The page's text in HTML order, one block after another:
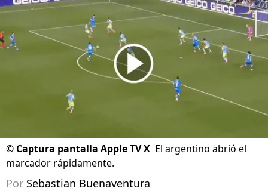
© Captura pantalla Apple TV X El argentino abrió el
marcador rápidamente.
Por Sebastian Buenaventura